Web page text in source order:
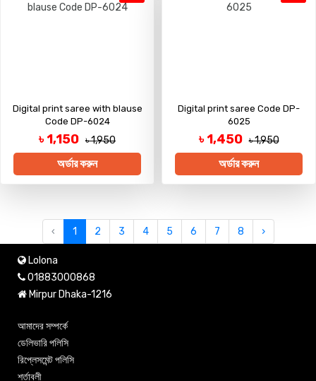
Digital print saree with blause
Code DP-6024
৳ 1,150 ৳ 1,950
অর্ডার করুন
Digital print saree Code DP-
6025
৳ 1,450 ৳ 1,950
অর্ডার করুন
‹ 1 2 3 4 5 6 7 8 ›
Lolona
01883000868
Mirpur Dhaka-1216
আমাদের সম্পর্কে
ডেলিভারি পলিসি
রিপ্লেসমেন্ট পলিসি
শর্তাবলী